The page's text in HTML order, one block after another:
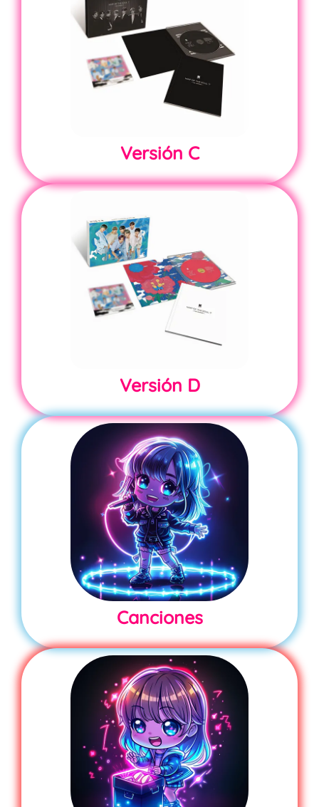
Versión C
Versión D
Canciones